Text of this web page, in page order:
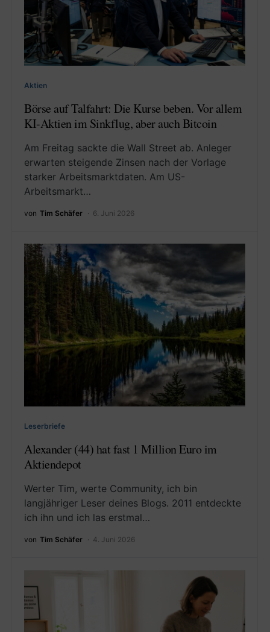
Aktien
Börse auf Talfahrt: Die Kurse beben. Vor allem
KI-Aktien im Sinkflug, aber auch Bitcoin
Am Freitag sackte die Wall Street ab. Anleger
erwarten steigende Zinsen nach der Vorlage
starker Arbeitsmarktdaten. Am US-
Arbeitsmarkt…
von Tim Schäfer 6. Juni 2026
Leserbriefe
Alexander (44) hat fast 1 Million Euro im
Aktiendepot
Werter Tim, werte Community, ich bin
langjähriger Leser deines Blogs. 2011 entdeckte
ich ihn und ich las erstmal…
von Tim Schäfer 4. Juni 2026